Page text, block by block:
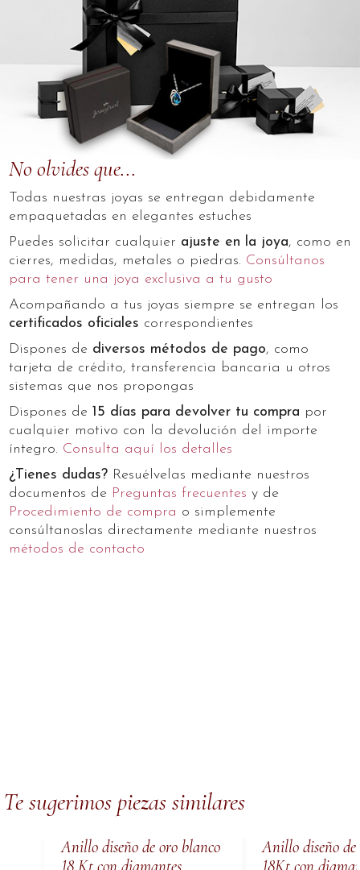
No olvides que...
Todas nuestras joyas se entregan debidamente
empaquetadas en elegantes estuches
Puedes solicitar cualquier ajuste en la joya, como en
cierres, medidas, metales o piedras. Consúltanos
para tener una joya exclusiva a tu gusto
Acompañando a tus joyas siempre se entregan los
certificados oficiales correspondientes
Dispones de diversos métodos de pago, como
tarjeta de crédito, transferencia bancaria u otros
sistemas que nos propongas
Dispones de15 días para devolver tu compra por
cualquier motivo con la devolución del importe
íntegro. Consulta aquí los detalles
¿Tienes dudas? Resuélvelas mediante nuestros
documentos de Preguntas frecuentes y de
Procedimiento de compra o simplemente
consúltanoslas directamente mediante nuestros
métodos de contacto
Te sugerimos piezas similares
Anillo diseño de oro blanco
Anillo diseño de